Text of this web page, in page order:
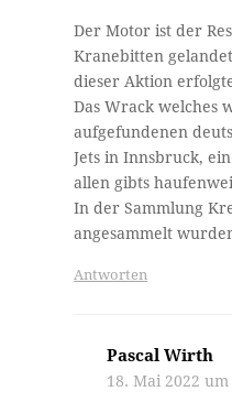
Der Motor ist der
Kranebitten
dieser Aktion
Das Wrack welches
aufgefundenen
Jets in Innsbruck,
allen gibts
In der Sammlung
angesammelt
Antworten
Pascal Wirth
18. Mai 2022